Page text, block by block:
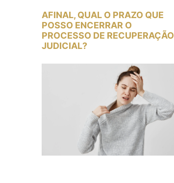
AFINAL, QUAL O PRAZO QUE
POSSO ENCERRAR O
PROCESSO DE RECUPERAÇÃO
JUDICIAL?